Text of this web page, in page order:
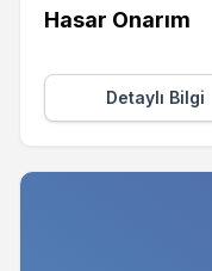
Hasar Onarım
Detaylı Bilgi